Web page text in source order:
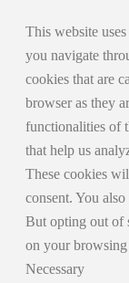
This website
you navigate
cookies that are
browser as they
functionalities of
that help us
These cookies
consent. You
But opting out of
on your browsing
Necessary